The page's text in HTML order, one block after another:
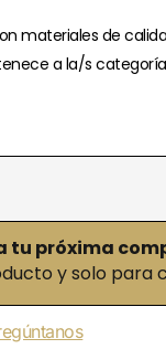
materiales de
a la/s
tu próxima
y solo para